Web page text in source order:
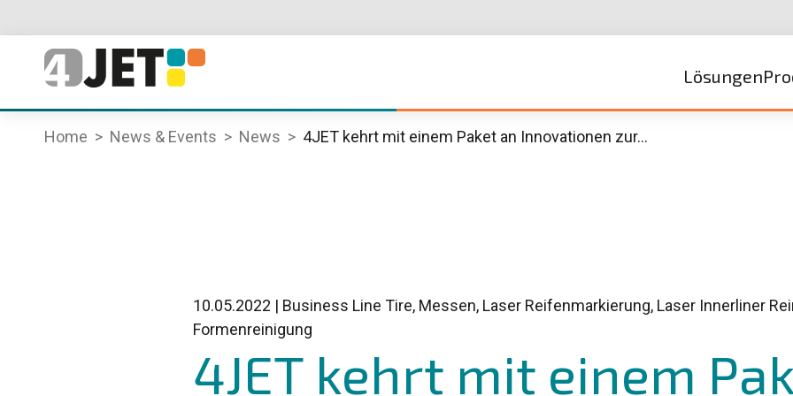
Lösungen
Home News & Events News 4JET kehrt mit einem Paket an Innovationen zur…
10.05.2022 | Business Line Tire, Messen, Laser Reifenmarkierung, Laser Innerliner
Formenreinigung
4JET kehrt mit einem